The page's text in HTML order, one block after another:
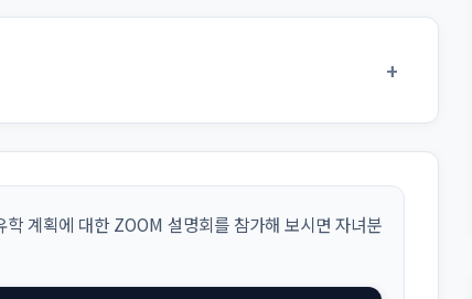
+
학 계획에 대한 ZOOM 설명회를 참가해 보시면 자녀분